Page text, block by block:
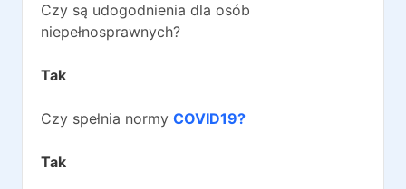
Czy są udogodnienia dla osób
niepełnosprawnych?
Tak
Czy spełnia normy COVID19?
Tak